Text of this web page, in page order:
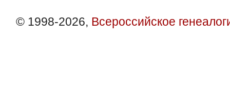
© 1998-2026, Всероссийское